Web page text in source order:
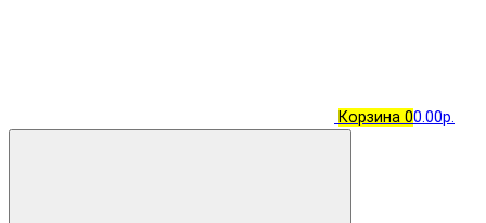
Корзина 00.00р.